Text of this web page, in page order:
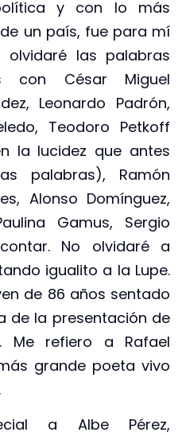
y con lo más
un país, fue para mí
olvidaré las palabras
con César Miguel
Leonardo Padrón,
Teodoro Petkoff
la lucidez que antes
palabras), Ramón
Alonso Domínguez,
Gamus, Sergio
No olvidaré a
igualito a la Lupe.
de 86 años sentado
de la presentación de
Me refiero a Rafael
grande poeta vivo
a Albe Pérez,